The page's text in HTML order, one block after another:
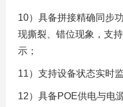
10）具备拼接精确同步
现撕裂、错位现象，支
示；
11）支持设备状态实时
12）具备POE供电与电